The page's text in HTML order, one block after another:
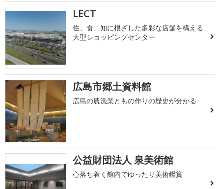
LECT
住、食、知に根ざした多彩な店舗を構える
大型ショッピングセンター
広島市郷土資料館
広島の農漁業ともの作りの歴史が分かる
公益財団法人 泉美術館
心落ち着く館内でゆったり美術鑑賞